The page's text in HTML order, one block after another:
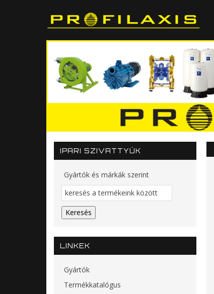
IPARI SZIVATTYÚK
Gyártók és márkák szerint
LINKEK
Gyártók
Termékkatalógus